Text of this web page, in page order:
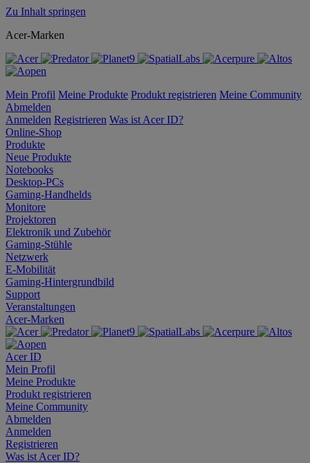
Zu Inhalt springen
Acer-Marken
Mein Profil Meine Produkte Produkt registrieren Meine Community
Abmelden
Anmelden Registrieren Was ist Acer ID?
Online-Shop
Produkte
Neue Produkte
Notebooks
Desktop-PCs
Gaming-Handhelds
Monitore
Projektoren
Elektronik und Zubehör
Gaming-Stühle
Netzwerk
E-Mobilität
Gaming-Hintergrundbild
Support
Veranstaltungen
Acer-Marken
Acer ID
Mein Profil
Meine Produkte
Produkt registrieren
Meine Community
Abmelden
Anmelden
Registrieren
Was ist Acer ID?